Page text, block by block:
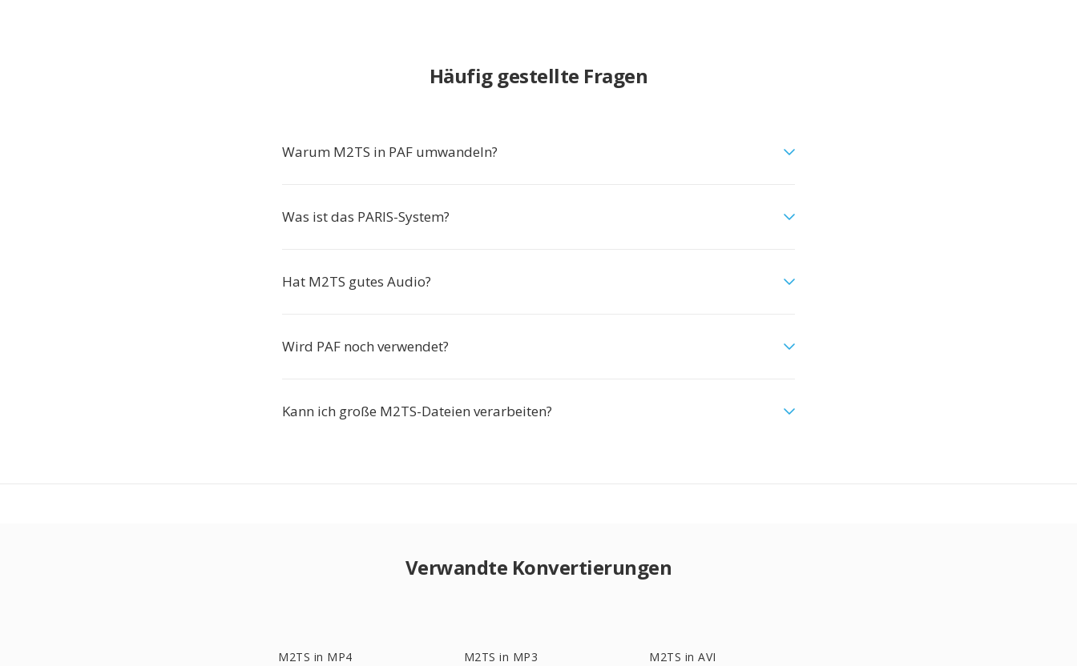
Häufig gestellte Fragen
Warum M2TS in PAF umwandeln?
Was ist das PARIS-System?
Hat M2TS gutes Audio?
Wird PAF noch verwendet?
Kann ich große M2TS-Dateien verarbeiten?
Verwandte Konvertierungen
M2TS in MP4 M2TS in MP3 M2TS in AVI